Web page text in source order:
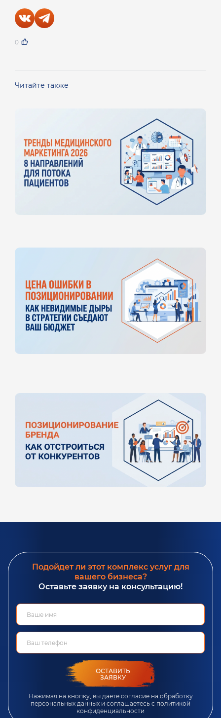
0
Читайте также
Подойдет ли этот комплекс услуг для
вашего бизнеса?
Оставьте заявку на консультацию!
ОСТАВИТЬ
ЗАЯВКУ
Нажимая на кнопку, вы даете согласие на обработку
персональных данных и соглашаетесь c политикой
конфиденциальности